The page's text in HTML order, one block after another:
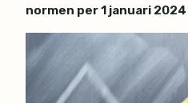
normen per 1 januari